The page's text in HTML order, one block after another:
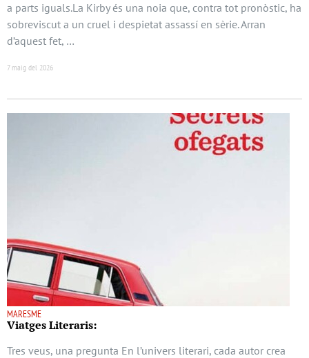
a parts iguals.La Kirby és una noia que, contra tot pronòstic, ha
sobreviscut a un cruel i despietat assassí en sèrie. Arran
d’aquest fet, …
7 maig del 2026
MARESME
Viatges Literaris:
Tres veus, una pregunta En l’univers literari, cada autor crea